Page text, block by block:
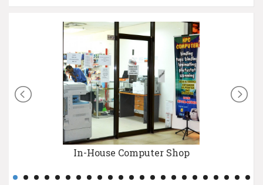
In-House Computer Shop